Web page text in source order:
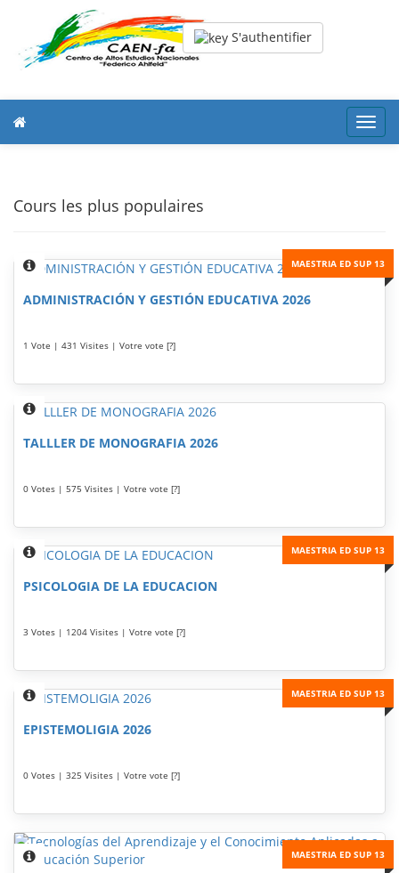
S'authentifier
Cours les plus populaires
MAESTRIA ED SUP 13
ADMINISTRACIÓN Y GESTIÓN EDUCATIVA 2026
1 Vote | 431 Visites | Votre vote [?]
TALLLER DE MONOGRAFIA 2026
0 Votes | 575 Visites | Votre vote [?]
MAESTRIA ED SUP 13
PSICOLOGIA DE LA EDUCACION
3 Votes | 1204 Visites | Votre vote [?]
MAESTRIA ED SUP 13
EPISTEMOLIGIA 2026
0 Votes | 325 Visites | Votre vote [?]
MAESTRIA ED SUP 13